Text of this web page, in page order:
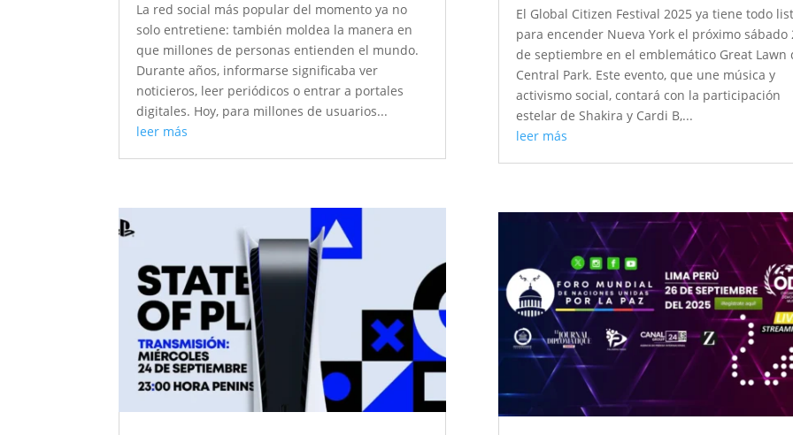
La red social más popular del momento ya no
solo entretiene: también moldea la manera en
que millones de personas entienden el mundo.
Durante años, informarse significaba ver
noticieros, leer periódicos o entrar a portales
digitales. Hoy, para millones de usuarios...
leer más
El Global Citizen Festival 2025 ya tiene todo
para encender Nueva York el próximo sábado
de septiembre en el emblemático Great Lawn
Central Park. Este evento, que une música y
activismo social, contará con la participación
estelar de Shakira y Cardi B,...
leer más